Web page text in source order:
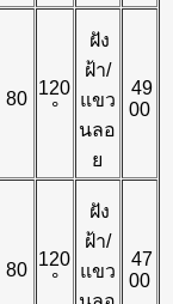
80
120
°
ฝัง
ฝ้า/
แขว
นลอ
ย
49
00
80
120
°
ฝัง
ฝ้า/
แขว
47
00